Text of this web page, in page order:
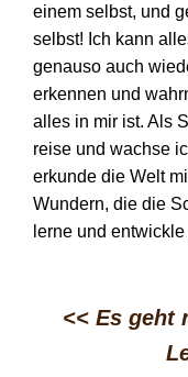
einem selbst, und
selbst! Ich kann
genauso auch
erkennen und
alles in mir ist. Als
reise und wachse
erkunde die Welt
Wundern, die die
lerne und
<< Es geht